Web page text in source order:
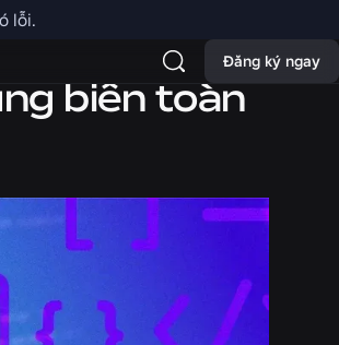
lỗi.
Đăng ký ngay
biến toàn